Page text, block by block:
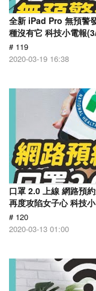
全新 iPad Pro 無預警
種沒有它 科技小電報
# 119
2020-03-19 16:38
口罩 2.0 上線 網路預
再度攻陷女子心 科技
# 120
2020-03-13 01:00